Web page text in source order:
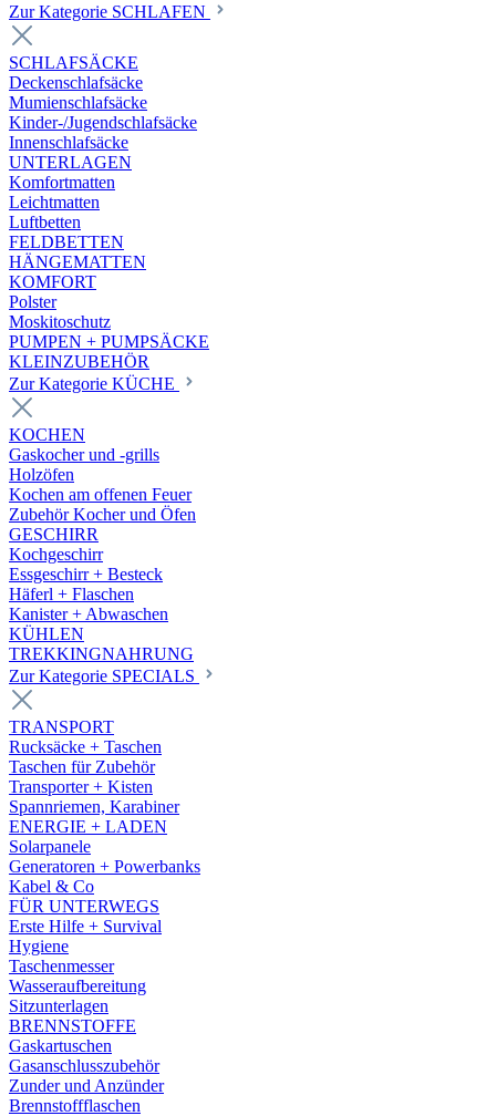
Zur Kategorie SCHLAFEN
SCHLAFSÄCKE
Deckenschlafsäcke
Mumienschlafsäcke
Kinder-/Jugendschlafsäcke
Innenschlafsäcke
UNTERLAGEN
Komfortmatten
Leichtmatten
Luftbetten
FELDBETTEN
HÄNGEMATTEN
KOMFORT
Polster
Moskitoschutz
PUMPEN + PUMPSÄCKE
KLEINZUBEHÖR
Zur Kategorie KÜCHE
KOCHEN
Gaskocher und -grills
Holzöfen
Kochen am offenen Feuer
Zubehör Kocher und Öfen
GESCHIRR
Kochgeschirr
Essgeschirr + Besteck
Häferl + Flaschen
Kanister + Abwaschen
KÜHLEN
TREKKINGNAHRUNG
Zur Kategorie SPECIALS
TRANSPORT
Rucksäcke + Taschen
Taschen für Zubehör
Transporter + Kisten
Spannriemen, Karabiner
ENERGIE + LADEN
Solarpanele
Generatoren + Powerbanks
Kabel & Co
FÜR UNTERWEGS
Erste Hilfe + Survival
Hygiene
Taschenmesser
Wasseraufbereitung
Sitzunterlagen
BRENNSTOFFE
Gaskartuschen
Gasanschlusszubehör
Zunder und Anzünder
Brennstoffflaschen